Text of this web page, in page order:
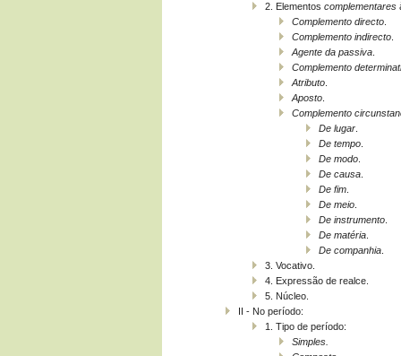
2. Elementos complementares
Complemento directo
Complemento indirecto
Agente da passiva
Complemento
Atributo
Aposto
Complemento
De lugar
De tempo
De modo
De causa
De fim
De meio
De instrumento
De matéria
De companhia
3. Vocativo.
4. Expressão de realce.
5. Núcleo.
II - No período:
1. Tipo de período:
Simples.